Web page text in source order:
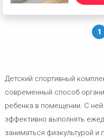
1
Детский спортивный
современный способ
ребенка в помещении. С
эффективно выполнять
заниматься физкультурой и